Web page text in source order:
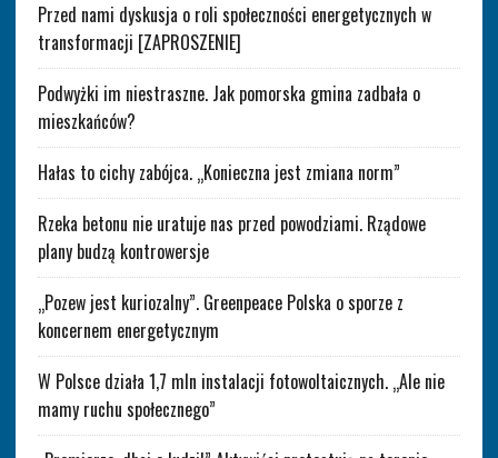
Przed nami dyskusja o roli społeczności energetycznych w
transformacji [ZAPROSZENIE]
Podwyżki im niestraszne. Jak pomorska gmina zadbała o
mieszkańców?
Hałas to cichy zabójca. „Konieczna jest zmiana norm”
Rzeka betonu nie uratuje nas przed powodziami. Rządowe
plany budzą kontrowersje
„Pozew jest kuriozalny”. Greenpeace Polska o sporze z
koncernem energetycznym
W Polsce działa 1,7 mln instalacji fotowoltaicznych. „Ale nie
mamy ruchu społecznego”